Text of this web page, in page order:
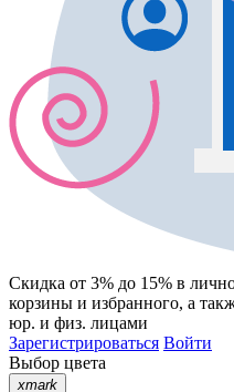
Скидка от 3% до 15% в
корзины и избранного, а
юр. и физ. лицами
Зарегистрироваться Войти
Выбор цвета
xmark